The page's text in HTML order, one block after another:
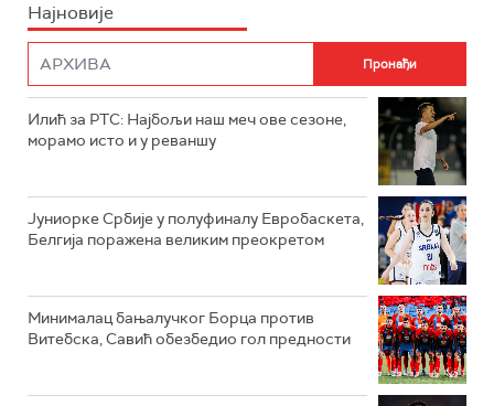
Најновије
Илић за РТС: Најбољи наш меч ове сезоне,
морамо исто и у реваншу
Јуниорке Србије у полуфиналу Евробаскета,
Белгија поражена великим преокретом
Минималац бањалучког Борца против
Витебска, Савић обезбедио гол предности